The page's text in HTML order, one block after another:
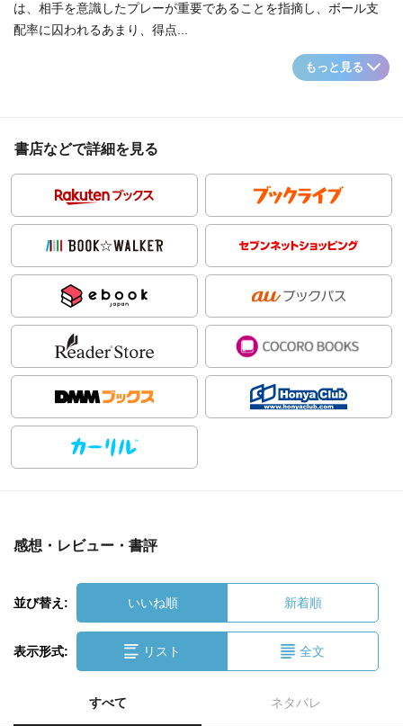
は、相手を意識したプレーが重要であることを指摘し、ボール支
配率に囚われるあまり、得点...
もっと見る
書店などで詳細を見る
感想・レビュー・書評
並び替え: いいね順 新着順
表示形式: リスト 全文
すべて ネタバレ